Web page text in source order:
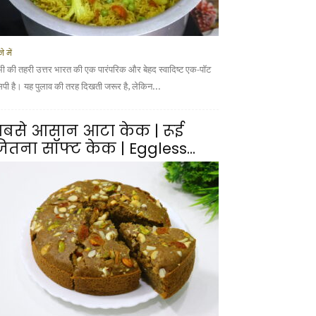
में
की तहरी उत्तर भारत की एक पारंपरिक और बेहद स्वादिष्ट एक-पॉट
है। यह पुलाव की तरह दिखती जरूर है, लेकिन...
आसान आटा केक | रूई
सॉफ्ट केक | Eggless...